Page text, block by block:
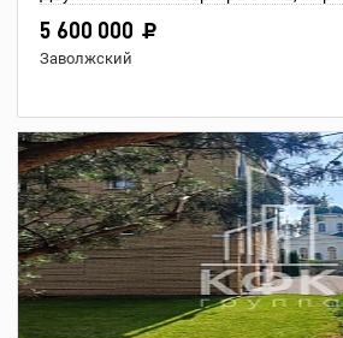
5 600 000
Заволжский